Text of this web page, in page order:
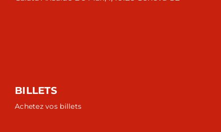
BILLETS
Achetez vos billets